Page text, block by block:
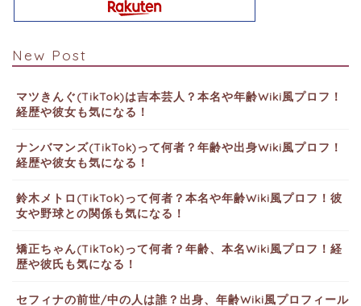
New Post
マツきんぐ(TikTok)は吉本芸人？本名や年齢Wiki風プロフ！
経歴や彼女も気になる！
ナンバマンズ(TikTok)って何者？年齢や出身Wiki風プロフ！
経歴や彼女も気になる！
鈴木メトロ(TikTok)って何者？本名や年齢Wiki風プロフ！彼
女や野球との関係も気になる！
矯正ちゃん(TikTok)って何者？年齢、本名Wiki風プロフ！経
歴や彼氏も気になる！
セフィナの前世/中の人は誰？出身、年齢Wiki風プロフィール